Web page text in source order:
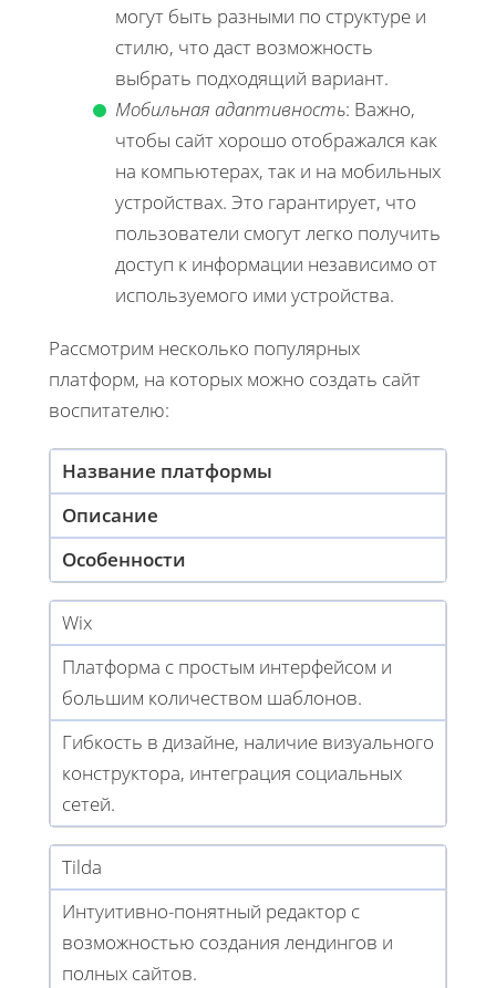
могут быть разными по структуре и
стилю, что даст возможность
выбрать подходящий вариант.
Мобильная адаптивность: Важно,
чтобы сайт хорошо отображался как
на компьютерах, так и на мобильных
устройствах. Это гарантирует, что
пользователи смогут легко получить
доступ к информации независимо от
используемого ими устройства.
Рассмотрим несколько популярных
платформ, на которых можно создать сайт
воспитателю:
Название платформы
Описание
Особенности
Wix
Платформа с простым интерфейсом и
большим количеством шаблонов.
Гибкость в дизайне, наличие визуального
конструктора, интеграция социальных
сетей.
Tilda
Интуитивно-понятный редактор с
возможностью создания лендингов и
полных сайтов.